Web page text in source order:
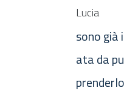
Lucia
sono
ata da